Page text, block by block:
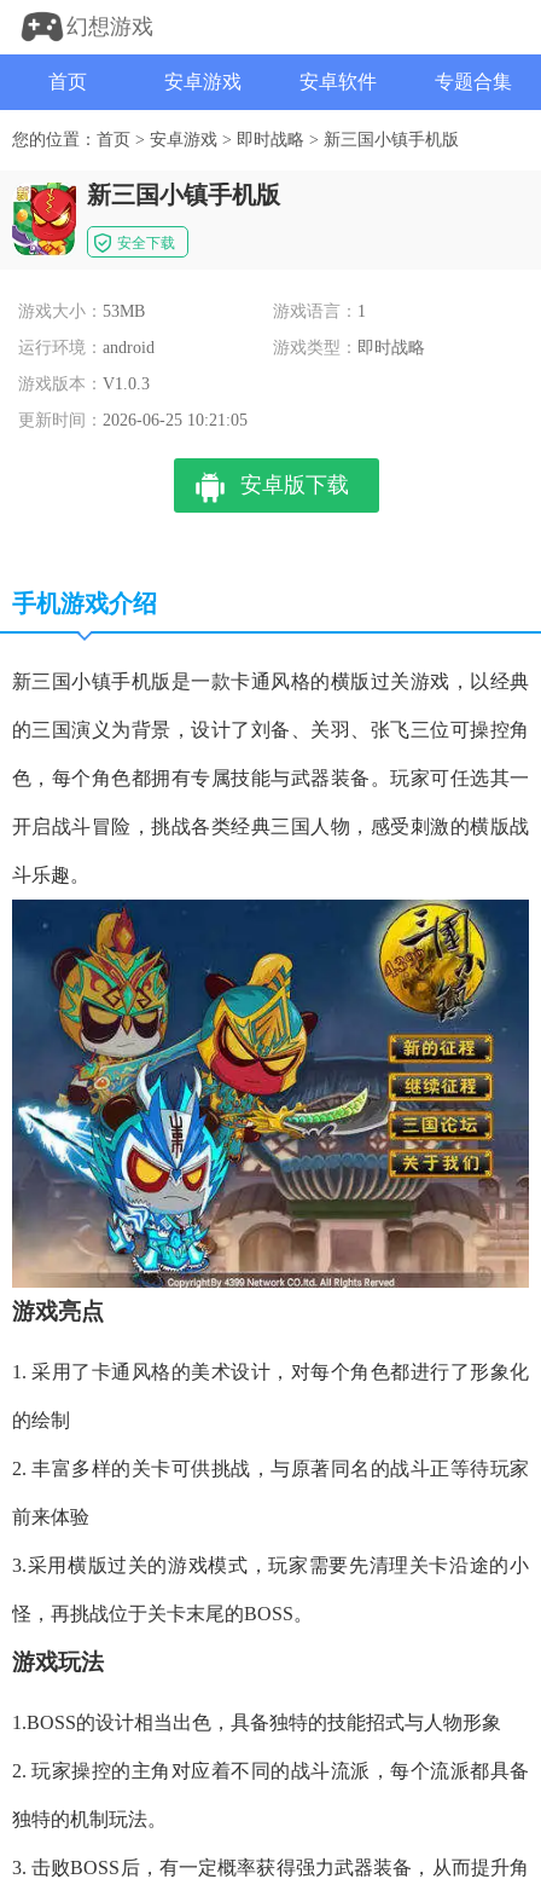
幻想游戏
首页 安卓游戏 安卓软件 专题合集
您的位置： 首页 > 安卓游戏 > 即时战略 > 新三国小镇手机版
新三国小镇手机版
安全下载
游戏大小： 53MB 游戏语言： 1
运行环境： android 游戏类型： 即时战略
游戏版本： V1.0.3
更新时间： 2026-06-25 10:21:05
安卓版下载
手机游戏介绍
新三国小镇手机版是一款卡通风格的横版过关游戏，以经典
的三国演义为背景，设计了刘备、关羽、张飞三位可操控角
色，每个角色都拥有专属技能与武器装备。玩家可任选其一
开启战斗冒险，挑战各类经典三国人物，感受刺激的横版战
斗乐趣。
游戏亮点
1. 采用了卡通风格的美术设计，对每个角色都进行了形象化
的绘制
2. 丰富多样的关卡可供挑战，与原著同名的战斗正等待玩家
前来体验
3.采用横版过关的游戏模式，玩家需要先清理关卡沿途的小
怪，再挑战位于关卡末尾的BOSS。
游戏玩法
1.BOSS的设计相当出色，具备独特的技能招式与人物形象
2. 玩家操控的主角对应着不同的战斗流派，每个流派都具备
独特的机制玩法。
3. 击败BOSS后，有一定概率获得强力武器装备，从而提升角